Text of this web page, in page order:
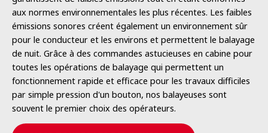
aux normes environnementales les plus récentes. Les faibles
émissions sonores créent également un environnement sûr
pour le conducteur et les environs et permettent le balayage
de nuit. Grâce à des commandes astucieuses en cabine pour
toutes les opérations de balayage qui permettent un
fonctionnement rapide et efficace pour les travaux difficiles
par simple pression d'un bouton, nos balayeuses sont
souvent le premier choix des opérateurs.